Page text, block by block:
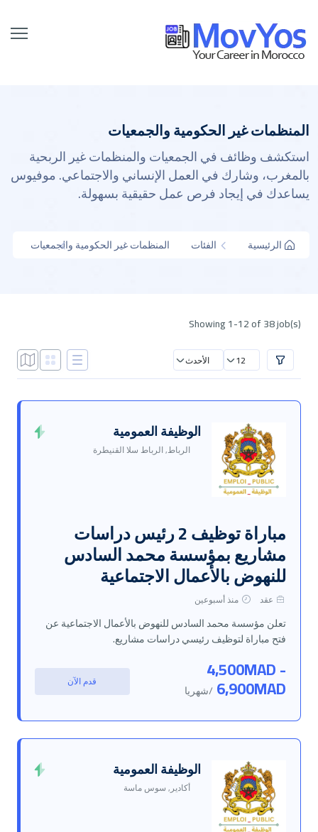
المنظمات غير الحكومية والجمعيات
استكشف وظائف في الجمعيات والمنظمات غير الربحية
بالمغرب، وشارك في العمل الإنساني والاجتماعي. موفيوس
يساعدك في إيجاد فرص عمل حقيقية بسهولة.
الرئيسية الفئات المنظمات غير الحكومية والجمعيات
Showing 1-12 of 38 job(s)
12 الأحدث
الوظيفة العمومية
الرباط, الرباط سلا القنيطرة
مباراة توظيف 2 رئيس دراسات
مشاريع بمؤسسة محمد السادس
للنهوض بالأعمال الاجتماعية
عقد منذ أسبوعين
تعلن مؤسسة محمد السادس للنهوض بالأعمال الاجتماعية عن
فتح مباراة لتوظيف رئيسي دراسات مشاريع.
4,500MAD -
6,900MAD /شهريا
قدم الآن
الوظيفة العمومية
أكادير, سوس ماسة